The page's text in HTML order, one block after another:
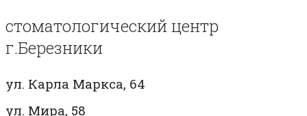
стоматологический центр
г.Березники
ул. Карла Маркса, 64
ул. Мира, 58